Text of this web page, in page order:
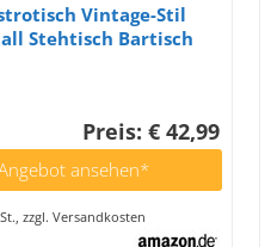
Vintage-Stil
Stehtisch Bartisch
Preis: € 42,99
ansehen*
zzgl. Versandkosten